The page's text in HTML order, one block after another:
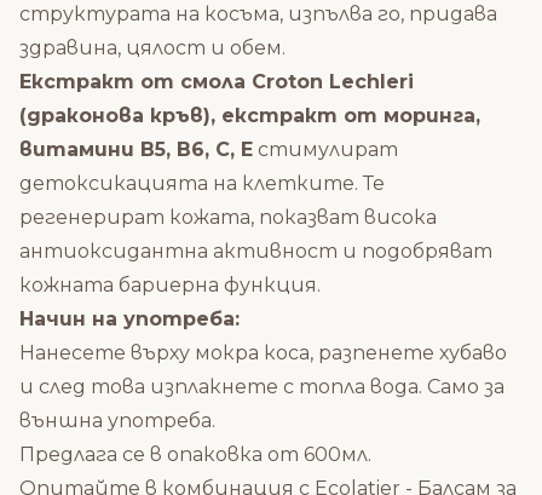
структурата на косъма, изпълва го, придава
здравина, цялост и обем.
Екстракт от смола Croton Lechleri
(драконова кръв), екстракт от моринга,
витамини B5, B6, C, E стимулират
детоксикацията на клетките. Те
регенерират кожата, показват висока
антиоксидантна активност и подобряват
кожната бариерна функция.
Начин на употреба:
Нанесете върху мокра коса, разпенете хубаво
и след това изплакнете с топла вода. Само за
външна употреба.
Предлага се в опаковка от 600мл.
Опитайте в комбинация с Ecolatier - Балсам за